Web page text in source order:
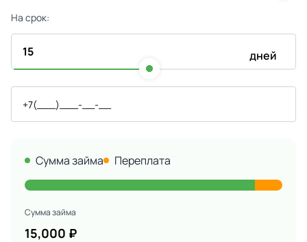
На срок:
дней
Сумма займа Переплата
Сумма займа
15,000 ₽